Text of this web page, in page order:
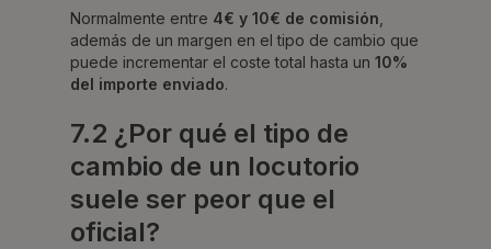
Normalmente entre 4€ y 10€ de comisión
además de un margen en el tipo de cambio que
puede incrementar el coste total hasta un 10%
del importe enviado.
7.2 ¿Por qué el tipo de
cambio de un locutorio
suele ser peor que el
oficial?